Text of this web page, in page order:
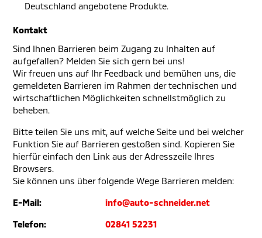
Deutschland angebotene Produkte.
Kontakt
Sind Ihnen Barrieren beim Zugang zu Inhalten auf
aufgefallen? Melden Sie sich gern bei uns!
Wir freuen uns auf Ihr Feedback und bemühen uns, die
gemeldeten Barrieren im Rahmen der technischen und
wirtschaftlichen Möglichkeiten schnellstmöglich zu
beheben.
Bitte teilen Sie uns mit, auf welche Seite und bei welcher
Funktion Sie auf Barrieren gestoßen sind. Kopieren Sie
hierfür einfach den Link aus der Adresszeile Ihres
Browsers.
Sie können uns über folgende Wege Barrieren melden:
E-Mail: info@auto-schneider.net
Telefon: 02841 52231